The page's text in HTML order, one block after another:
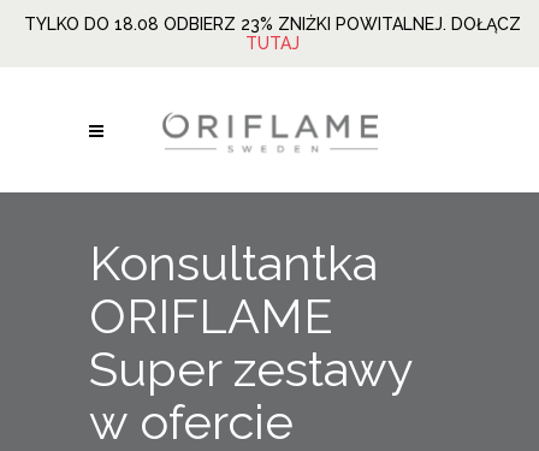
TYLKO DO 18.08 ODBIERZ 23% ZNIŻKI POWITALNEJ. DOŁĄCZ
TUTAJ
Konsultantka
ORIFLAME
Super zestawy
w ofercie